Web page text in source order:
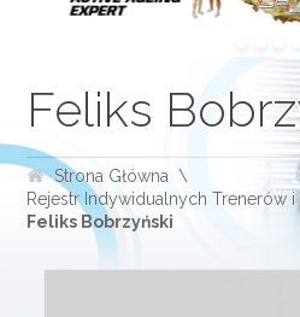
Feliks
Strona Główna
Rejestr Indywidualnych Trenerów
Feliks Bobrzyński